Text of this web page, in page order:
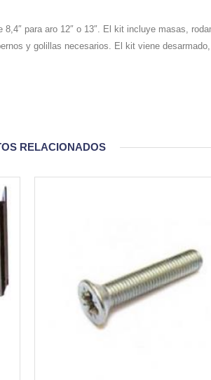
para aro 12″ o 13″. El kit incluye masas,
y golillas necesarios. El kit viene
RELACIONADOS